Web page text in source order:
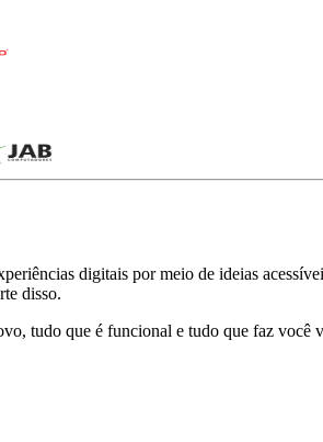
digitais por meio de ideias
disso.
tudo que é funcional e tudo que faz você